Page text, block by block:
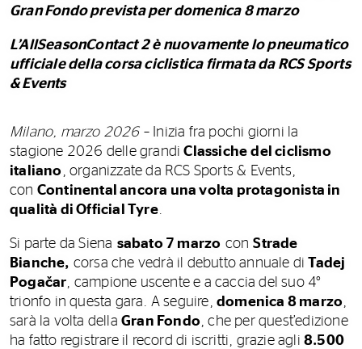
Gran Fondo prevista per domenica 8 marzo
L’AllSeasonContact 2 è nuovamente lo pneumatico
ufficiale della corsa ciclistica firmata da RCS Sports
& Events
Milano, marzo 2026 – Inizia fra pochi giorni la
stagione 2026 delle grandiClassiche del ciclismo
italiano , organizzate da RCS Sports & Events,
con Continental ancora una volta protagonista in
qualità di Official Tyre.
Si parte da Siena sabato 7 marzo con Strade
Bianche, corsa che vedrà il debutto annuale diTadej
Pogačar, campione uscente e a caccia del suo 4°
trionfo in questa gara. A seguire, domenica 8 marzo,
sarà la volta della Gran Fondo, che per quest’edizione
ha fatto registrare il record di iscritti, grazie agli8.500